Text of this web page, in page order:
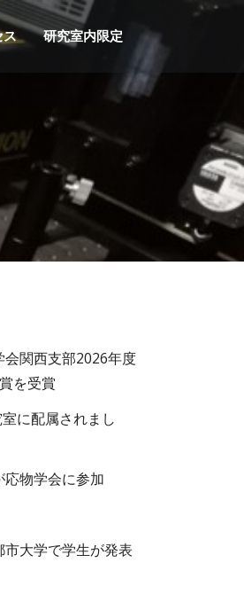
ス 研究室内限定
関西支部2026年度
を受賞
に配属されまし
物学会に参加
大学で学生が発表